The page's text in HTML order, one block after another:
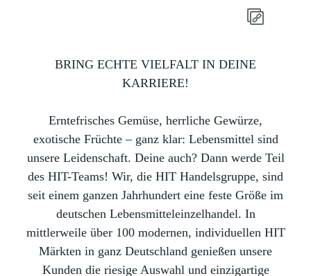
BRING ECHTE VIELFALT IN DEINE
KARRIERE!
Erntefrisches Gemüse, herrliche Gewürze,
exotische Früchte – ganz klar: Lebensmittel sind
unsere Leidenschaft. Deine auch? Dann werde Teil
des HIT-Teams! Wir, die HIT Handelsgruppe, sind
seit einem ganzen Jahrhundert eine feste Größe im
deutschen Lebensmitteleinzelhandel. In
mittlerweile über 100 modernen, individuellen HIT
Märkten in ganz Deutschland genießen unsere
Kunden die riesige Auswahl und einzigartige